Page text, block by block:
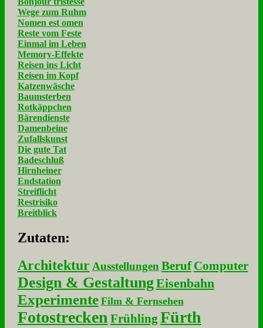
Wege zum Ruhm
Nomen est omen
Reste vom Feste
Einmal im Leben
Memory-Effekte
Reisen ins Licht
Reisen im Kopf
Katzenwäsche
Baumsterben
Rotkäppchen
Bärendienste
Damenbeine
Zufallskunst
Die gute Tat
Badeschluß
Hirnheiner
Endstation
Streiflicht
Restrisiko
Breitblick
Zu­ta­ten:
Architektur Ausstellungen Beruf Computer
Design & GestaltungEisenbahn
Experimente Film & Fernsehen
Fotostrecken Frühling Fürth